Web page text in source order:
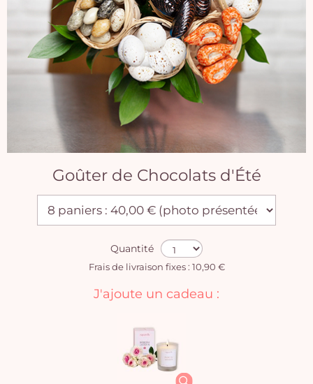
Goûter de Chocolats d'Été
Quantité
Frais de livraison fixes : 10,90 €
J'ajoute un cadeau :